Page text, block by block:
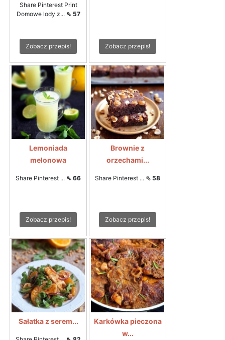
Share Pinterest Print
Domowe lody z... ⇖ 57
Zobacz przepis! Zobacz przepis!
Lemoniada
melonowa
Share Pinterest ... ⇖ 66
Zobacz przepis!
Brownie z
orzechami...
Share Pinterest ... ⇖ 58
Zobacz przepis!
Sałatka z serem...
Karkówka pieczona
w...